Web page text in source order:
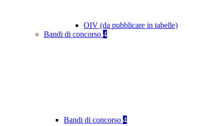
OIV (da pubblicare in tabelle)
Bandi di concorso 4
Bandi di concorso 4